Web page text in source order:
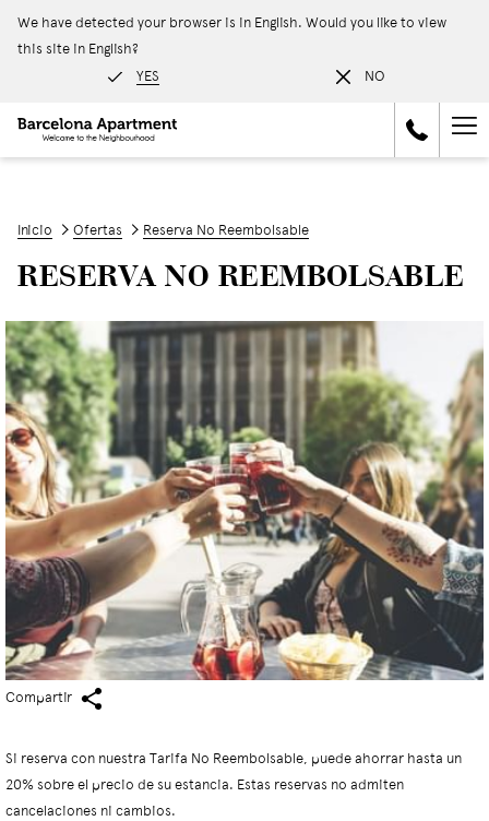
We have detected your browser is in English. Would you like to view
this site in English?
YES NO
Inicio Ofertas Reserva No Reembolsable
RESERVA NO REEMBOLSABLE
Compartir
Si reserva con nuestra Tarifa No Reembolsable, puede ahorrar hasta un
20% sobre el precio de su estancia. Estas reservas no admiten
cancelaciones ni cambios.